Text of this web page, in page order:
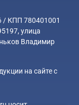
/ КПП 780401001
улица
Владимир
на сайте с